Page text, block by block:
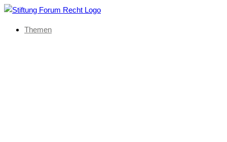
Themen